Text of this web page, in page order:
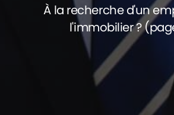
À la recherche d'un
l'immobilier ?